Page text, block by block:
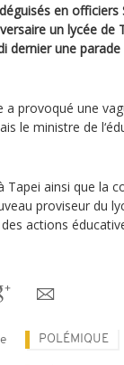
en officiers
un lycée de
dernier une
provoqué une
le ministre de
Tapei ainsi que la
proviseur du
actions
POLÉMIQUE